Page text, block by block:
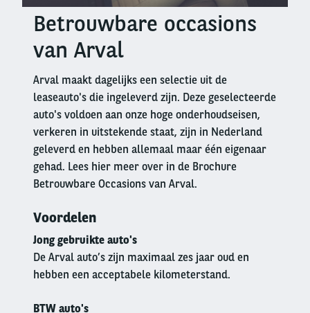
Right
columnBetrouwbare occasions
van Arval
Arval maakt dagelijks een selectie uit de
leaseauto's die ingeleverd zijn. Deze geselecteerde
auto's voldoen aan onze hoge onderhoudseisen,
verkeren in uitstekende staat, zijn in Nederland
geleverd en hebben allemaal maar één eigenaar
gehad. Lees hier meer over in de Brochure
Betrouwbare Occasions van Arval.
Voordelen
Jong gebruikte auto's
De Arval auto’s zijn maximaal zes jaar oud en
hebben een acceptabele kilometerstand.
BTW auto's